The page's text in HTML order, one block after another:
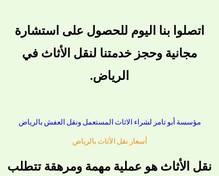
اتصلوا بنا اليوم للحصول على استشارة
مجانية وحجز خدمتنا لنقل الأثاث في
الرياض.
مؤسسة أبو تامر لشراء الاثاث المستعمل ونقل العفش بالرياض
أسعار نقل الأثاث بالرياض
نقل الأثاث هو عملية مهمة ومرهقة تتطلب